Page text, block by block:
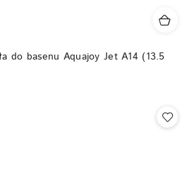
do basenu Aquajoy Jet A14 (13.5